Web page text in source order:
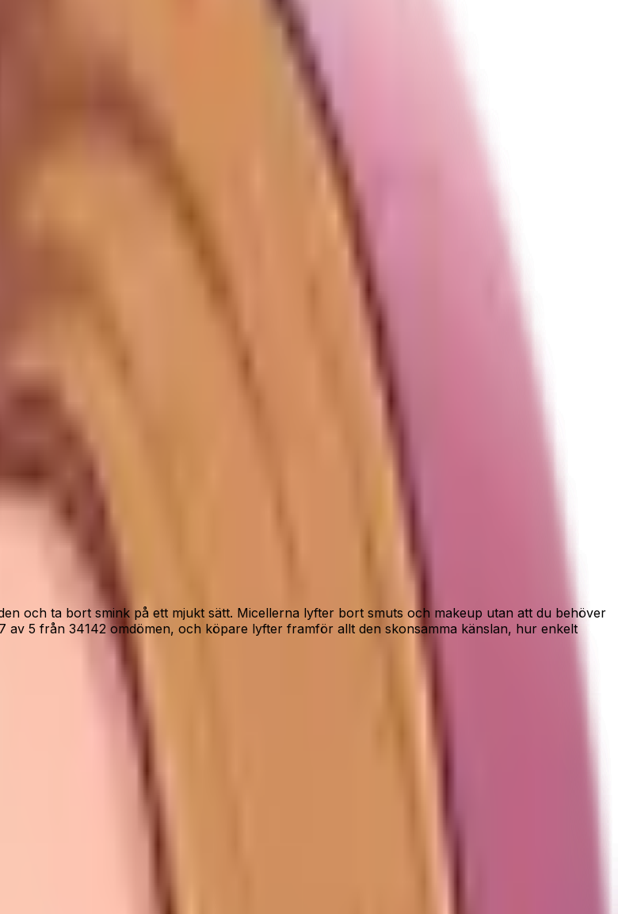
kan vi få en provision - utan extra kostnad för dig.
och tydlig nytta.
och ta bort smink på ett mjukt sätt. Micellerna lyfter bort smuts och makeup utan att du behöver
5 från 34142 omdömen, och köpare lyfter framför allt den skonsamma känslan, hur enkelt